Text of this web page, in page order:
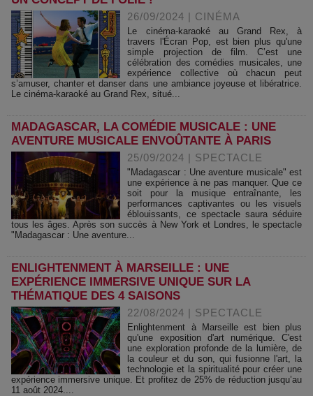
26/09/2024 | CINÉMA
Le cinéma-karaoké au Grand Rex, à
travers l'Écran Pop, est bien plus qu'une
simple projection de film. C’est une
célébration des comédies musicales, une
expérience collective où chacun peut
s’amuser, chanter et danser dans une ambiance joyeuse et libératrice.
Le cinéma-karaoké au Grand Rex, situé...
MADAGASCAR, LA COMÉDIE MUSICALE : UNE
AVENTURE MUSICALE ENVOÛTANTE À PARIS
25/09/2024 | SPECTACLE
"Madagascar : Une aventure musicale" est
une expérience à ne pas manquer. Que ce
soit pour la musique entraînante, les
performances captivantes ou les visuels
éblouissants, ce spectacle saura séduire
tous les âges. Après son succès à New York et Londres, le spectacle
"Madagascar : Une aventure...
ENLIGHTENMENT À MARSEILLE : UNE
EXPÉRIENCE IMMERSIVE UNIQUE SUR LA
THÉMATIQUE DES 4 SAISONS
22/08/2024 | SPECTACLE
Enlightenment à Marseille est bien plus
qu'une exposition d'art numérique. C'est
une exploration profonde de la lumière, de
la couleur et du son, qui fusionne l'art, la
technologie et la spiritualité pour créer une
expérience immersive unique. Et profitez de 25% de réduction jusqu’au
11 août 2024....